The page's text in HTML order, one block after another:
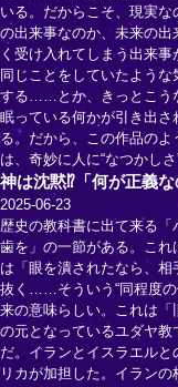
いる。だからこそ、現実
の出来事なのか、未来の
く受け入れてしまう出来
同じことをしていたよう
する……とか、きっとこう
眠っている何かが引き出さ
る。だから、この作品の
は、奇妙に人に“なつかしさ
神は沈黙⁉「何が正義な
2025-06-23
歴史の教科書に出て来る
歯を」の一節がある。こ
は「眼を潰されたなら、
抜く……そういう“同程度の
来の意味らしい。これは
の元となっているユダヤ教
だ。イランとイスラエル
リカが加担した。イラン